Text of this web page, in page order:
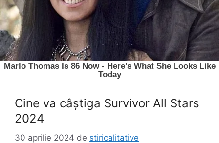
Cine va câștiga Survivor All Stars
2024
30 aprilie 2024 de stiricalitative